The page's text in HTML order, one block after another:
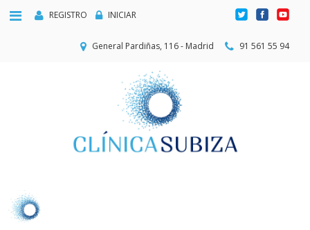
REGISTRO INICIAR
General Pardiñas, 116 - Madrid 91 561 55 94